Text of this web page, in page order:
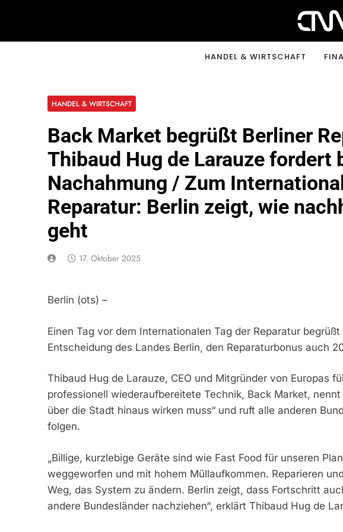
HANDEL & WIRTSCHAFT
HANDEL & WIRTSCHAFT
Back Market begrüßt Berliner
Thibaud Hug de Larauze fordert
Nachahmung / Zum
Reparatur: Berlin zeigt, wie
geht
17. Oktober 2025
Berlin (ots) –
Einen Tag vor dem Internationalen Tag der Reparatur
Entscheidung des Landes Berlin, den Reparaturbonus auch
Thibaud Hug de Larauze, CEO und Mitgründer von Europas
professionell wiederaufbereitete Technik, Back Market,
über die Stadt hinaus wirken muss“ und ruft alle anderen
folgen.
„Billige, kurzlebige Geräte sind wie Fast Food für unseren
weggeworfen und mit hohem Müllaufkommen. Reparieren
Weg, das System zu ändern. Berlin zeigt, dass Fortschritt
andere Bundesländer nachziehen“, erklärt Thibaud Hug de